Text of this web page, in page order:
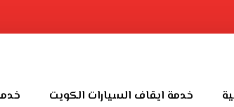
خدمة ايقاف السيارات الكويت